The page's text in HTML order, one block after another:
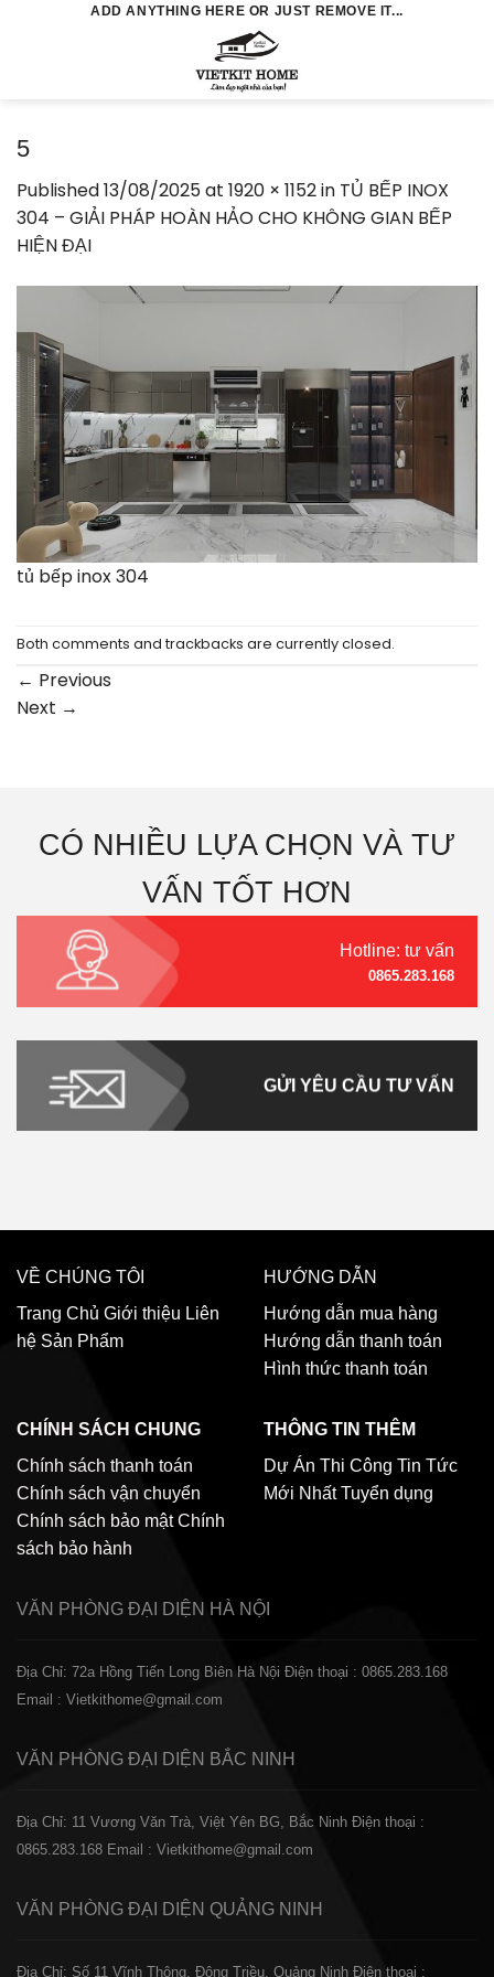
ADD ANYTHING HERE OR JUST REMOVE IT...
5
Published13/08/2025at 1920 × 1152in TỦ BẾP INOX
304 – GIẢI PHÁP HOÀN HẢO CHO KHÔNG GIAN BẾP
HIỆN ĐẠI
tủ bếp inox 304
Both comments and trackbacks are currently closed.
← Previous
Next →
CÓ NHIỀU LỰA CHỌN VÀ TƯ
VẤN TỐT HƠN
Hotline: tư vấn
0865.283.168
GỬI YÊU CẦU TƯ VẤN
VỀ CHÚNG TÔI
Trang Chủ Giới thiệu Liên
hệ Sản Phẩm
HƯỚNG DẪN
Hướng dẫn mua hàng
Hướng dẫn thanh toán
Hình thức thanh toán
CHÍNH SÁCH CHUNG
Chính sách thanh toán
Chính sách vận chuyển
Chính sách bảo mật Chính
sách bảo hành
THÔNG TIN THÊM
Dự Án Thi Công Tin Tức
Mới Nhất Tuyển dụng
VĂN PHÒNG ĐẠI DIỆN HÀ NỘI
Địa Chỉ: 72a Hồng Tiến Long Biên Hà Nội Điện thoại : 0865.283.168
Email : Vietkithome@gmail.com
VĂN PHÒNG ĐẠI DIỆN BẮC NINH
Địa Chỉ: 11 Vương Văn Trà, Việt Yên BG, Bắc Ninh Điện thoại :
0865.283.168 Email : Vietkithome@gmail.com
VĂN PHÒNG ĐẠI DIỆN QUẢNG NINH
Địa Chỉ: Số 11 Vĩnh Thông, Đông Triều, Quảng Ninh Điện thoại :